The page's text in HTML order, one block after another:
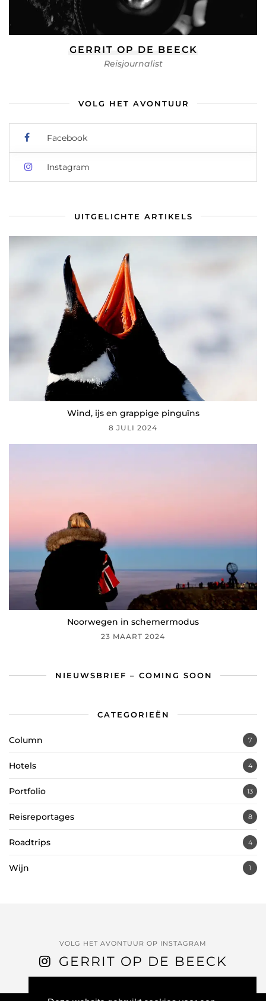
GERRIT OP DE BEECK
Reisjournalist
VOLG HET AVONTUUR
Facebook
Instagram
UITGELICHTE ARTIKELS
Wind, ijs en grappige pinguïns
8 JULI 2024
Noorwegen in schemermodus
23 MAART 2024
NIEUWSBRIEF – COMING SOON
CATEGORIEËN
Column 7
Hotels 4
Portfolio 13
Reisreportages 8
Roadtrips 4
Wijn 1
VOLG HET AVONTUUR OP INSTAGRAM
GERRIT OP DE BEECK